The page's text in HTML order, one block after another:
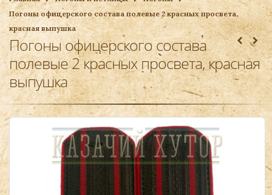
Ваша корзина
Погоны офицерского состава полевые 2 красных просвета,
красная выпушка
Погоны офицерского состава
полевые 2 красных просвета, красная
выпушка